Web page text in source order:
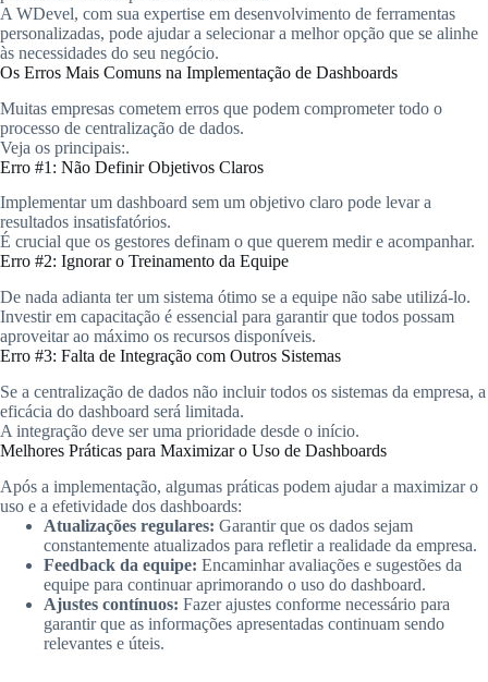
A WDevel, com sua expertise em desenvolvimento de ferramentas
personalizadas, pode ajudar a selecionar a melhor opção que se alinhe
às necessidades do seu negócio.
Os Erros Mais Comuns na Implementação de Dashboards
Muitas empresas cometem erros que podem comprometer todo o
processo de centralização de dados.
Veja os principais:.
Erro #1: Não Definir Objetivos Claros
Implementar um dashboard sem um objetivo claro pode levar a
resultados insatisfatórios.
É crucial que os gestores definam o que querem medir e acompanhar.
Erro #2: Ignorar o Treinamento da Equipe
De nada adianta ter um sistema ótimo se a equipe não sabe utilizá-lo.
Investir em capacitação é essencial para garantir que todos possam
aproveitar ao máximo os recursos disponíveis.
Erro #3: Falta de Integração com Outros Sistemas
Se a centralização de dados não incluir todos os sistemas da empresa, a
eficácia do dashboard será limitada.
A integração deve ser uma prioridade desde o início.
Melhores Práticas para Maximizar o Uso de Dashboards
Após a implementação, algumas práticas podem ajudar a maximizar o
uso e a efetividade dos dashboards:
Atualizações regulares: Garantir que os dados sejam
constantemente atualizados para refletir a realidade da empresa.
Feedback da equipe: Encaminhar avaliações e sugestões da
equipe para continuar aprimorando o uso do dashboard.
Ajustes contínuos: Fazer ajustes conforme necessário para
garantir que as informações apresentadas continuam sendo
relevantes e úteis.